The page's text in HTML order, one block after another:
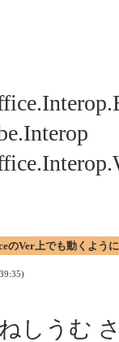
のVer上でも動くよう
しうむ